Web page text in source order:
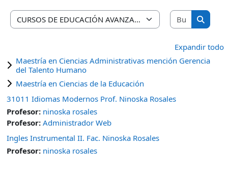
Categorías
Buscar
Buscar
Expandir todo
Maestría en Ciencias Administrativas mención Gerencia
del Talento Humano
Maestría en Ciencias de la Educación
31011 Idiomas Modernos Prof. Ninoska Rosales
Profesor: ninoska rosales
Profesor: Administrador Web
Ingles Instrumental II. Fac. Ninoska Rosales
Profesor: ninoska rosales